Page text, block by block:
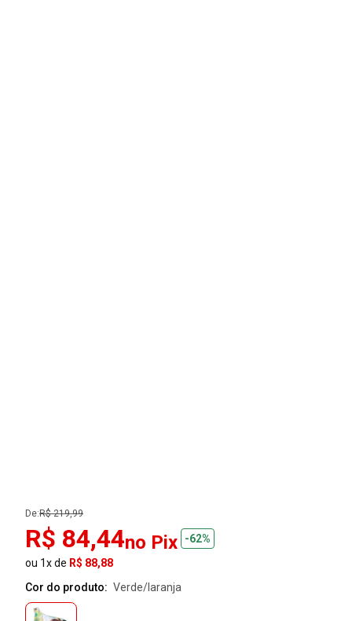
De:R$ 219,99
R$ 84,44no Pix
-62%
ou 1x de R$ 88,88
Cor do produto:
verde/laranja